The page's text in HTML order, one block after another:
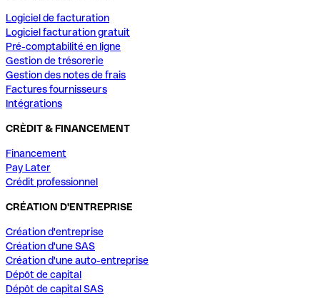
Logiciel de facturation
Logiciel facturation gratuit
Pré-comptabilité en ligne
Gestion de trésorerie
Gestion des notes de frais
Factures fournisseurs
Intégrations
CRÈDIT & FINANCEMENT
Financement
Pay Later
Crédit professionnel
CRÉATION D'ENTREPRISE
Création d'entreprise
Création d'une SAS
Création d'une auto-entreprise
Dépôt de capital
Dépôt de capital SAS